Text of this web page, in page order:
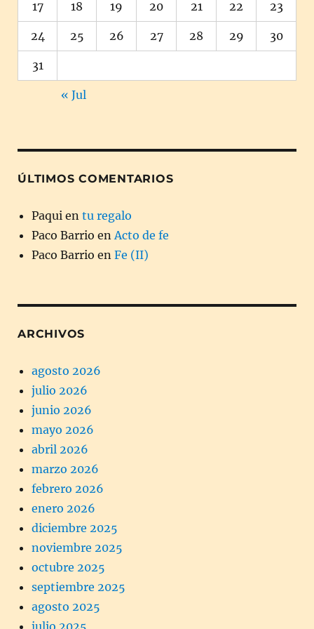
17 18 19 20 21 22 23
24 25 26 27 28 29 30
31
« Jul
ÚLTIMOS COMENTARIOS
Paqui en tu regalo
Paco Barrio en Acto de fe
Paco Barrio en Fe (II)
ARCHIVOS
agosto 2026
julio 2026
junio 2026
mayo 2026
abril 2026
marzo 2026
febrero 2026
enero 2026
diciembre 2025
noviembre 2025
octubre 2025
septiembre 2025
agosto 2025
julio 2025